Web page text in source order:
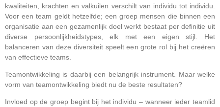
kwaliteiten, krachten en valkuilen verschilt van individu tot individu.
Voor een team geldt hetzelfde; een groep mensen die binnen een
organisatie aan een gezamenlijk doel werkt bestaat per definitie uit
diverse persoonlijkheidstypes, elk met een eigen stijl. Het
balanceren van deze diversiteit speelt een grote rol bij het creëren
van effectieve teams.
Teamontwikkeling is daarbij een belangrijk instrument. Maar welke
vorm van teamontwikkeling biedt nu de beste resultaten?
Invloed op de groep begint bij het individu – wanneer ieder teamlid